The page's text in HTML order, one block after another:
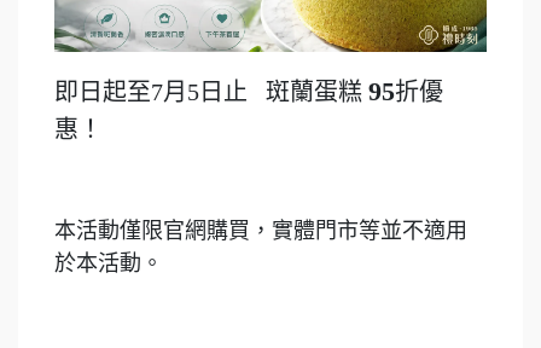
即日起至7月5日止 斑蘭蛋糕 95折優
惠！
本活動僅限官網購買，實體門市等並不適用
於本活動。